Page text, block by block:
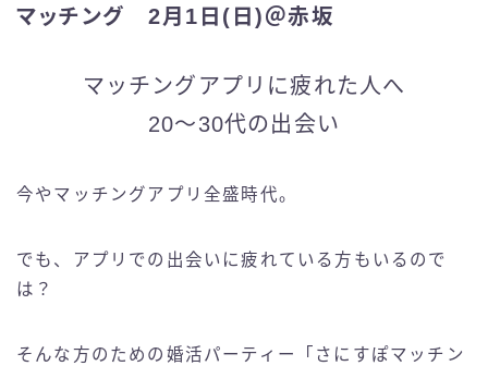
マッチング 2月1日(日)＠赤坂
マッチングアプリに疲れた人へ
20～30代の出会い
今やマッチングアプリ全盛時代。
でも、アプリでの出会いに疲れている方もいるので
は？
そんな方のための婚活パーティー「さにすぽマッチン